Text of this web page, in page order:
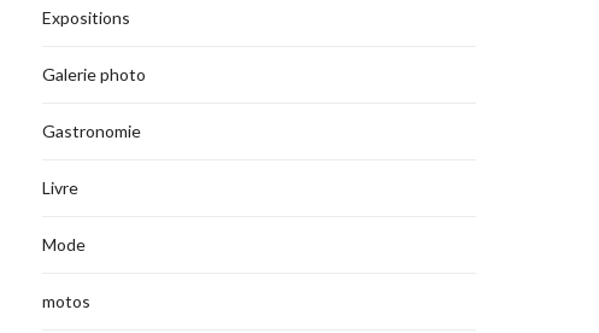
Expositions
Galerie photo
Gastronomie
Livre
Mode
motos